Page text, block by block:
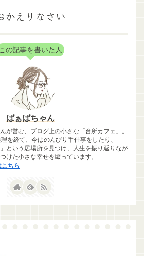
かえりなさい
この記事を書いた人
ばぁばちゃん
が営む、ブログ上の小さな「台所カフェ」。
を経て、今はのんびり手仕事をしたり、
という居場所を見つけ、人生を振り返りなが
けた小さな幸せを綴っています。
ちら